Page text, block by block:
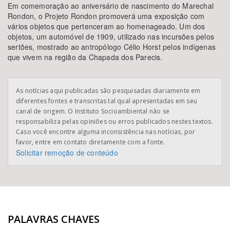
BUSCAR
Em comemoração ao aniversário de nascimento do Marechal
Rondon, o Projeto Rondon promoverá uma exposição com
vários objetos que pertenceram ao homenageado. Um dos
objetos, um automóvel de 1909, utilizado nas incursões pelos
sertões, mostrado ao antropólogo Célio Horst pelos indígenas
que vivem na região da Chapada dos Parecis.
As notícias aqui publicadas são pesquisadas diariamente em
diferentes fontes e transcritas tal qual apresentadas em seu
canal de origem. O Instituto Socioambiental não se
responsabiliza pelas opiniões ou erros publicados nestes textos.
Caso você encontre alguma inconsistência nas notícias, por
favor, entre em contato diretamente com a fonte.
Solicitar remoção de conteúdo
PALAVRAS CHAVES